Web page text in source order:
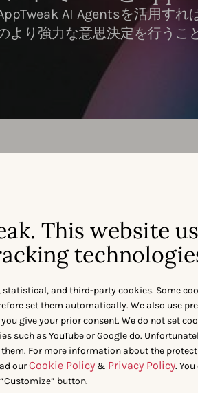
This website
and third-party cookies. Some
set them automatically. We also use
give your prior consent. We do not set
such as YouTube or Google do.
For more information about the
ourCookie Policy & Privacy Policy.
button.
AI Agentsを活用す
り強力な意思決定を行うこ
別の比較：
vs.Mobile
すすめし
を確認で
利用可能